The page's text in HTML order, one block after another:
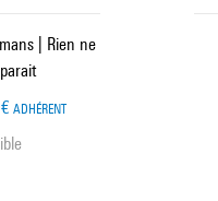
| Rien ne
ADHÉRENT